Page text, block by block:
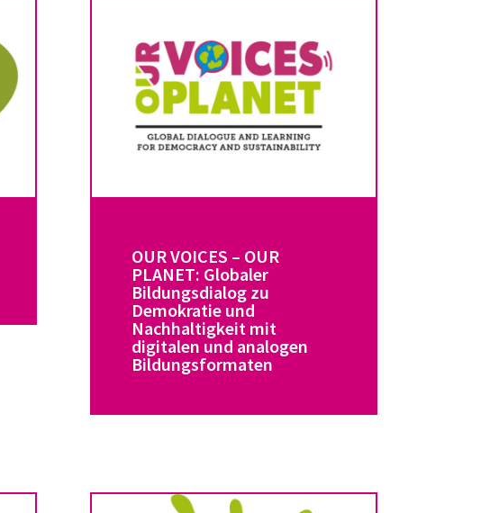
OUR VOICES – OUR
PLANET: Globaler
Bildungsdialog zu
Demokratie und
Nachhaltigkeit mit
digitalen und analogen
Bildungsformaten